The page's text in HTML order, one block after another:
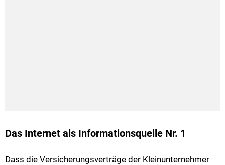
Das Internet als Informationsquelle Nr. 1
Dass die Versicherungsverträge der Kleinunternehmer